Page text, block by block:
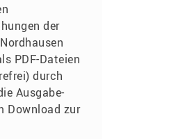
der
PDF-Dateien
durch
Ausgabe-
Download zur